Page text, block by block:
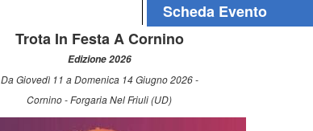
Scheda Evento
Trota In Festa A Cornino
Edizione 2026
Da Giovedì 11 a Domenica 14 Giugno 2026 -
Cornino - Forgaria Nel Friuli (UD)